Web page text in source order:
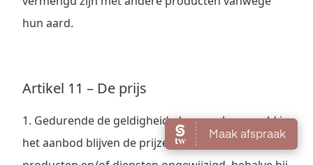
hun aard.
Artikel 11 – De prijs
1. Gedurende de geldigheidsduur zoals vermeld in
het aanbod blijven de prijzen van de aangeboden